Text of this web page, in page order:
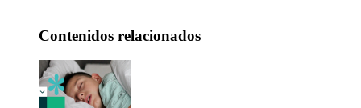
Contenidos relacionados